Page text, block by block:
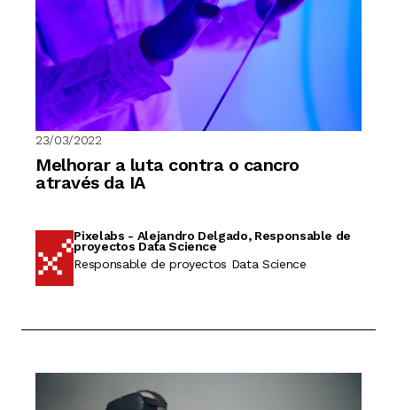
23/03/2022
Melhorar a luta contra o cancro
através da IA
Pixelabs - Alejandro Delgado, Responsable de
proyectos Data Science
Responsable de proyectos Data Science